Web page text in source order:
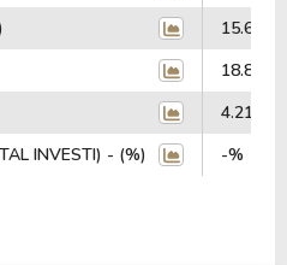
15.64%
18.87%
4.21%
INVESTI) - (%)
-%